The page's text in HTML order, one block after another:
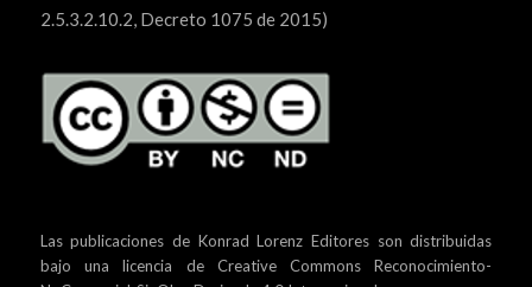
2.5.3.2.10.2, Decreto 1075 de 2015)
Las publicaciones de Konrad Lorenz Editores son distribuidas
bajo unalicencia de Creative Commons Reconocimiento-